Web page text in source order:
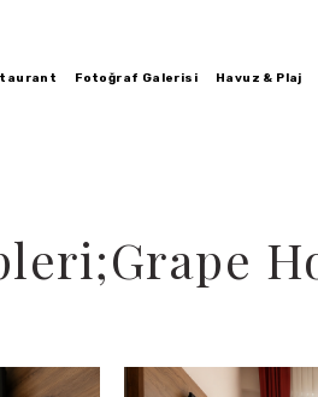
Fotoğraf Galerisi Havuz & Plaj